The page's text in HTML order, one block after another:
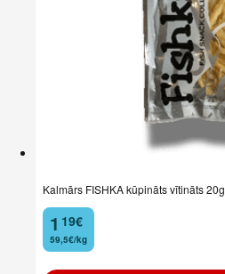
Kalmārs FISHKA kūpināts vītināts 20g
1
. 19€
59,5€/kg